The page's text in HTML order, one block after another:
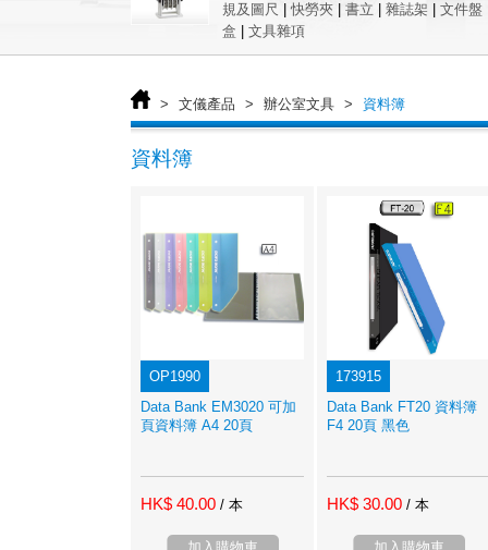
規及圖尺
|快勞夾 書立 雜誌架 文件盤
盒
文具雜項
> 文儀產品 > 辦公室文具 > 資料簿
資料簿
OP1990
Data Bank EM3020 可加
頁資料簿 A4 20頁
HK$ 40.00 / 本
173915
Data Bank FT20 資料簿
F4 20頁 黑色
HK$ 30.00 / 本